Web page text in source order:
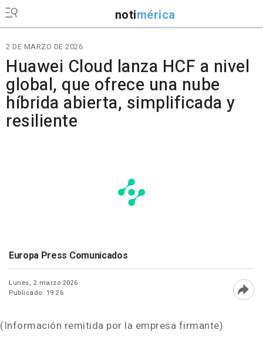
notimérica
2 DE MARZO DE 2026
Huawei Cloud lanza HCF a nivel
global, que ofrece una nube
híbrida abierta, simplificada y
resiliente
Europa Press Comunicados
Lunes, 2 marzo 2026
Publicado: 19:26
(Información remitida por la empresa firmante)